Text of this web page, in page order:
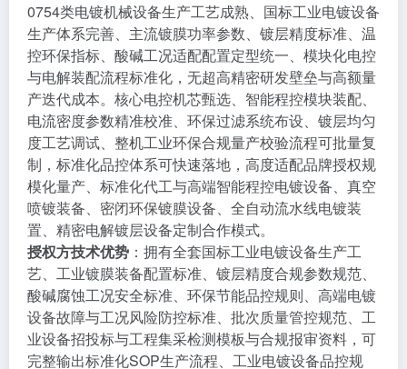
0754类电镀机械设备生产工艺成熟、国标工业电镀设备
生产体系完善、主流镀膜功率参数、镀层精度标准、温
控环保指标、酸碱工况适配配置定型统一、模块化电控
与电解装配流程标准化，无超高精密研发壁垒与高额量
产迭代成本。核心电控机芯甄选、智能程控模块装配、
电流密度参数精准校准、环保过滤系统布设、镀层均匀
度工艺调试、整机工业环保合规量产校验流程可批量复
制，标准化品控体系可快速落地，高度适配品牌授权规
模化量产、标准化代工与高端智能程控电镀设备、真空
喷镀装备、密闭环保镀膜设备、全自动流水线电镀装
置、精密电解镀层设备定制合作模式。
授权方技术优势 ：拥有全套国标工业电镀设备生产工
艺、工业镀膜装备配置标准、镀层精度合规参数规范、
酸碱腐蚀工况安全标准、环保节能品控规则、高端电镀
设备故障与工况风险防控标准、批次质量管控规范、工
业设备招投标与工程集采检测模板与合规报审资料，可
完整输出标准化SOP生产流程、工业电镀设备品控规